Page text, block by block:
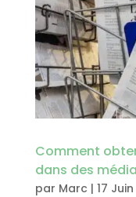
Comment
dans des
par Marc | 17